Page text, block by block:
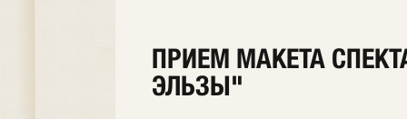
ПРИЕМ МАКЕТА
ЭЛЬЗЫ"